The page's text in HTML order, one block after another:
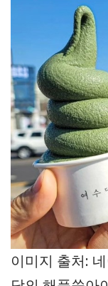
이미지 출처: